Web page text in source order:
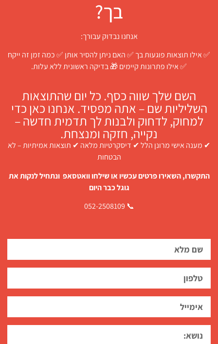
בך?
אנחנו נבדוק עבורך:
✅ אילו תוצאות פוגעות בך ✅ האם ניתן להסיר אותן ✅ כמה זמן זה ייקח
✅ אילו פתרונות קיימים 🎁 בדיקה ראשונית ללא עלות.
השם שלך שווה כסף. כל יום שהתוצאות
השליליות שם – אתה מפסיד. אנחנו כאן כדי
למחוק, לדחוק ולבנות לך תדמית חדשה –
נקייה, חזקה ומנצחת.
✔ מענה אישי מרונן הלל ✔ דיסקרטיות מלאה ✔ תוצאות אמיתיות – לא
הבטחות
התקשרו, השאירו פרטים עכשיו או שילחו וואטסאפ ונתחיל לנקות את
גוגל כבר היום
📞 052-2508109